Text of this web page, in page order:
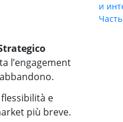
l’engagement
e
più breve.
и